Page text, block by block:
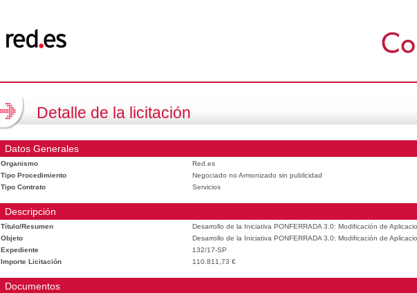
Detalle de la licitación
Datos Generales
Organismo
Red.es
Tipo Procedimiento
Negociado no Armonizado sin publicidad
Tipo Contrato
Servicios
Descripción
Título/Resumen
Desarrollo de la Iniciativa PONFERRADA 3.0: Modificación de
Objeto
Desarrollo de la Iniciativa PONFERRADA 3.0: Modificación de
Expediente
132/17-SP
Importe Licitación
110.811,73 €
Documentos